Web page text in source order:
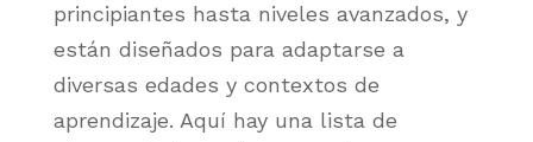
principiantes hasta niveles avanzados, y
están diseñados para adaptarse a
diversas edades y contextos de
aprendizaje. Aquí hay una lista de